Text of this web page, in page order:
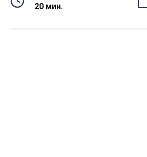
20 мин.